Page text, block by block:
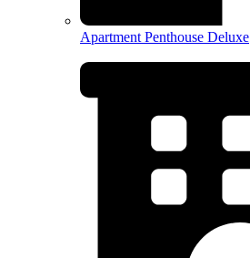
Apartment Penthouse Deluxe